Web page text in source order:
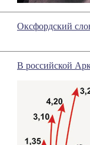
Оксфордский
В российской